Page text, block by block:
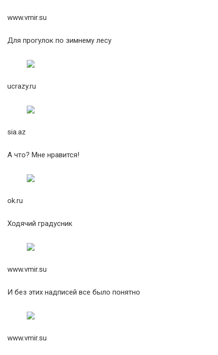
www.vmir.su
Для прогулок по зимнему лесу
ucrazy.ru
sia.az
А что? Мне нравится!
ok.ru
Ходячий градусник
www.vmir.su
И без этих надписей все было понятно
www.vmir.su